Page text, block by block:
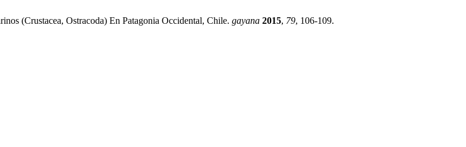
(Crustacea, Ostracoda) En Patagonia Occidental, Chile. gayana 2015, 79, 106-109.